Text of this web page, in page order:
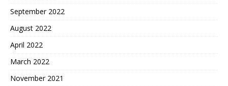
September 2022
August 2022
April 2022
March 2022
November 2021